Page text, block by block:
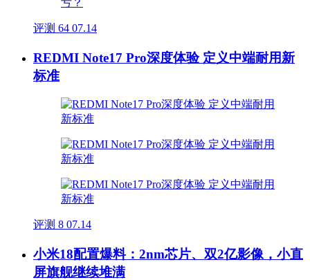
评测 64 07.14
REDMI Note17 Pro深度体验 定义中端耐用新
标准
评测 8 07.14
小米18配置爆料：2nm芯片、双2亿影像，小直
屏旗舰继续堆满